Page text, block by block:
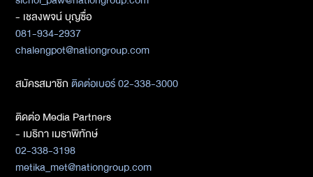
- เชลงพจน์ บุญซื่อ
081-934-2937
chalengpot@nationgroup.com
สมัครสมาชิกติดต่อเบอร์ 02-338-3000
ติดต่อ Media Partners
- เมธิกา เมธาพิทักษ์
02-338-3198
metika_met@nationgroup.com